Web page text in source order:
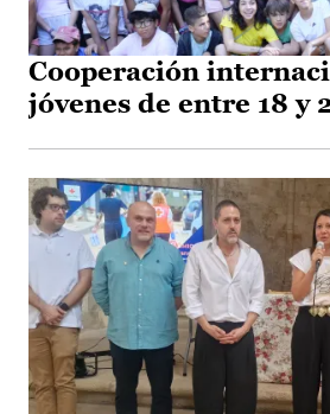
Cooperación
jóvenes de entre 18 y